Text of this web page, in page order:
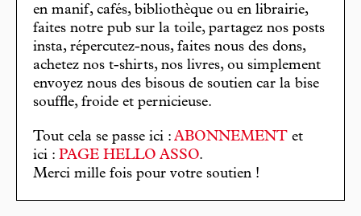
en manif, cafés, bibliothèque ou en librairie,
faites notre pub sur la toile, partagez nos posts
insta, répercutez-nous, faites nous des dons,
achetez nos t-shirts, nos livres, ou simplement
envoyez nous des bisous de soutien car la bise
souffle, froide et pernicieuse.
Tout cela se passe ici : ABONNEMENT et
ici : PAGE HELLO ASSO.
Merci mille fois pour votre soutien !